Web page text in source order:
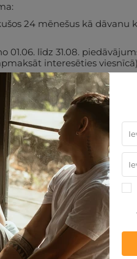
24 mēnešus kā dāvanu
01.06. līdz 31.08.
interesēties
Derīguma termiņš un
dāvanu karti